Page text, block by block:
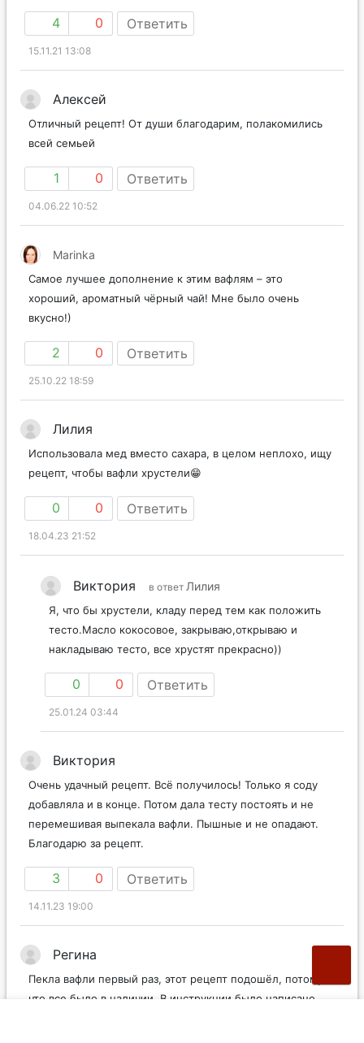
4 0 Ответить
15.11.21 13:08
Алексей
Отличный рецепт! От души благодарим, полакомились
всей семьей
1 0 Ответить
04.06.22 10:52
Marinka
Самое лучшее дополнение к этим вафлям – это
хороший, ароматный чёрный чай! Мне было очень
вкусно!)
2 0 Ответить
25.10.22 18:59
Лилия
Использовала мед вместо сахара, в целом неплохо, ищу
рецепт, чтобы вафли хрустели😁
0 0 Ответить
18.04.23 21:52
Виктория в ответ Лилия
Я, что бы хрустели, кладу перед тем как положить
тесто.Масло кокосовое, закрываю,открываю и
накладываю тесто, все хрустят прекрасно))
0 0 Ответить
25.01.24 03:44
Виктория
Очень удачный рецепт. Всё получилось! Только я соду
добавляла и в конце. Потом дала тесту постоять и не
перемешивая выпекала вафли. Пышные и не опадают.
Благодарю за рецепт.
3 0 Ответить
14.11.23 19:00
Регина
Пекла вафли первый раз, этот рецепт подошёл, потому
что все было в наличии. В инструкции было написано